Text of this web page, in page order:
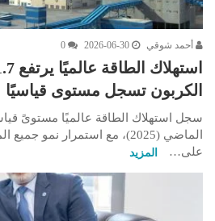
أحمد شوقي 2026-06-30
0
الكربون تسجل مستوى قياسيًا
سجل استهلاك الطاقة عالميًا مستوىً
الماضي (2025)، مع استمرار نمو
على…
المزيد